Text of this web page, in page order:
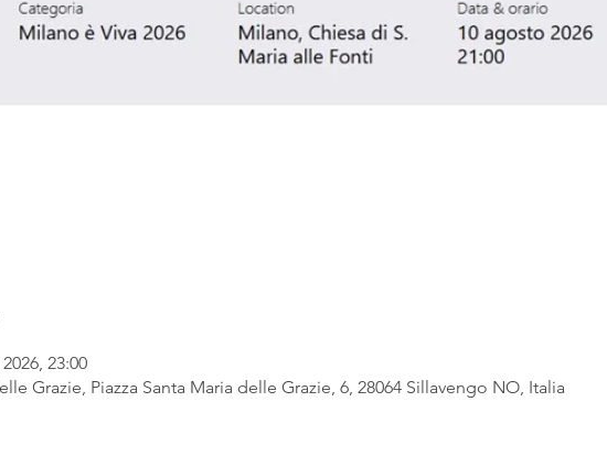
23:00
Grazie, Piazza Santa Maria delle Grazie, 6, 28064 Sillavengo NO, Italia